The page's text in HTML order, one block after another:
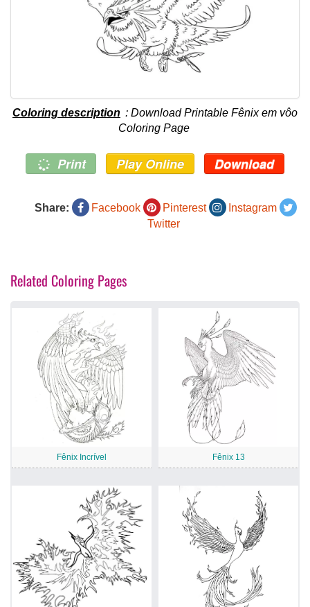
Coloring description : Download Printable Fênix em vôo
Coloring Page
Print Play Online Download
Share: Facebook Pinterest
Instagram
Twitter
Related Coloring Pages
Fênix Incrível Fênix 13